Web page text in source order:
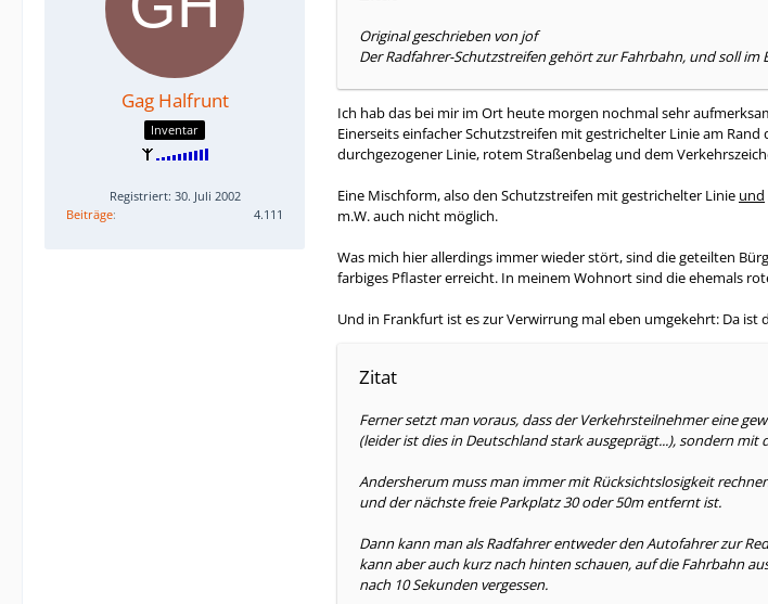
Gag Halfrunt
Inventar
Registriert: 30. Juli 2002
Beiträge
4.111
Original geschrieben von jof
Der Radfahrer-Schutzstreifen gehört zur Fahrbahn, und soll
Ich hab das bei mir im Ort heute morgen nochmal sehr
Einerseits einfacher Schutzstreifen mit gestrichelter Linie am
durchgezogener Linie, rotem Straßenbelag und dem
Eine Mischform, also den Schutzstreifen mit gestrichelter Linie und
m.W. auch nicht möglich.
Was mich hier allerdings immer wieder stört, sind die geteilten
farbiges Pflaster erreicht. In meinem Wohnort sind die ehemals
Und in Frankfurt ist es zur Verwirrung mal eben umgekehrt: Da ist
Zitat
Ferner setzt man voraus, dass der Verkehrsteilnehmer eine
(leider ist dies in Deutschland stark ausgeprägt...), sondern
Andersherum muss man immer mit Rücksichtslosigkeit
und der nächste freie Parkplatz 30 oder 50m entfernt ist.
Dann kann man als Radfahrer entweder den Autofahrer zur
kann aber auch kurz nach hinten schauen, auf die Fahrbahn
nach 10 Sekunden vergessen.